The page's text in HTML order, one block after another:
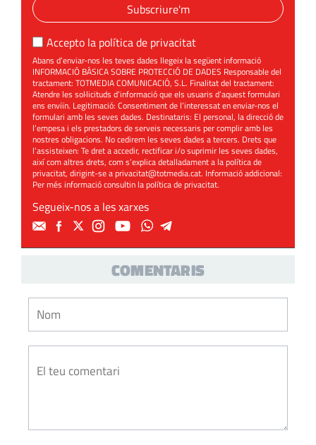
Subscriure'm
Accepto la política de privacitat
Abans d’enviar-nos les teves dades llegeix la següent informació
INFORMACIÓ BÀSICA SOBRE PROTECCIÓ DE DADES Responsable del
tractament: TOTMEDIA COMUNICACIÓ, S.L. Finalitat del tractament:
Atendre les sol·licituds d’informació que els usuaris d’aquest formulari
ens enviïn. Legitimació: Consentiment de l’interessat en enviar-nos el
formulari amb les seves dades. Destinataris: El personal, la direcció de
l’empesa i els prestadors de serveis necessaris per complir amb les
nostres obligacions. No cedirem les seves dades a tercers. Drets que
l’assisteixen: Te dret a accedir, rectificar i/o suprimir les seves dades,
així com altres drets, com s’explica detalladament a la política de
privacitat, dirigint-se aprivacitat@totmedia.cat. Informació addicional:
Per més informació consultin lapolítica de privacitat.
Segueix-nos a les xarxes
COMENTARIS